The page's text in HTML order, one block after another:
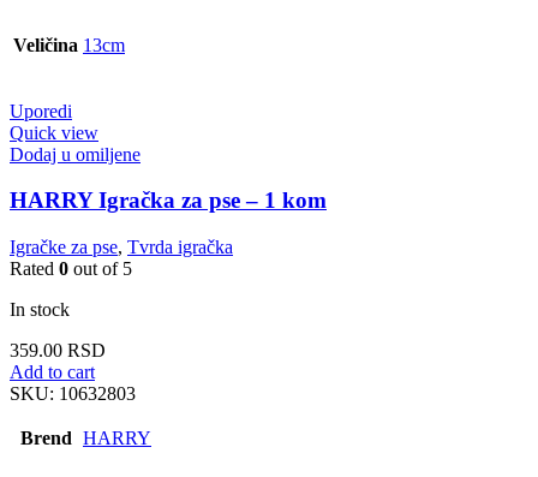
Veličina 13cm
Uporedi
Quick view
Dodaj u omiljene
HARRY Igračka za pse – 1 kom
Igračke za pse, Tvrda igračka
Rated 0 out of 5
In stock
359.00 RSD
Add to cart
SKU: 10632803
Brend HARRY